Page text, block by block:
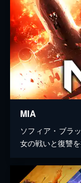
MIA
ソフィア・ブラ
女の戦いと復讐